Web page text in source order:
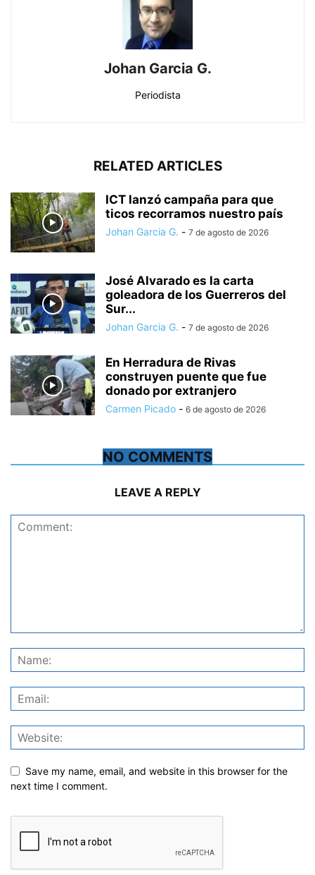
Johan Garcia G.
Periodista
RELATED ARTICLES
ICT lanzó campaña para que
ticos recorramos nuestro país
Johan Garcia G. - 7 de agosto de 2026
José Alvarado es la carta
goleadora de los Guerreros del
Sur...
Johan Garcia G. - 7 de agosto de 2026
En Herradura de Rivas
construyen puente que fue
donado por extranjero
Carmen Picado - 6 de agosto de 2026
NO COMMENTS
LEAVE A REPLY
Save my name, email, and website in this browser for the
next time I comment.